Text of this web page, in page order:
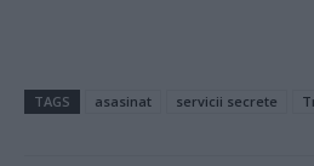
TAGS asasinat servicii secrete